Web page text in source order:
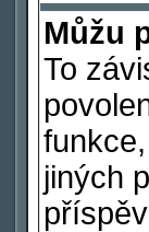
Můžu
To
jiných